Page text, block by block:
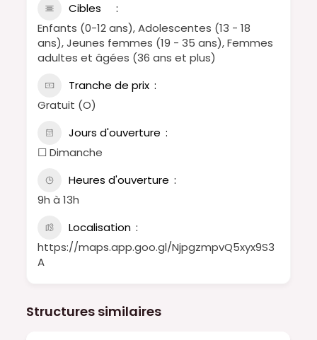
Cibles
Enfants (0-12 ans), Adolescentes (13 - 18
ans), Jeunes femmes (19 - 35 ans), Femmes
adultes et âgées (36 ans et plus)
Tranche de prix
Gratuit (O)
Jours d'ouverture
☐ Dimanche
Heures d'ouverture
9h à 13h
Localisation
https://maps.app.goo.gl/NjpgzmpvQ5xyx9S3
A
Structures similaires